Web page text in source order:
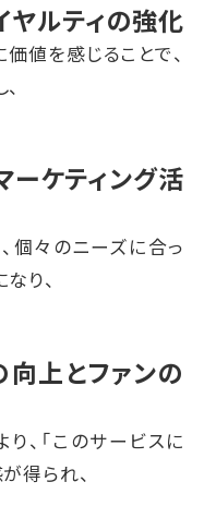
ルティの強化
値を感じることで、
ケティング活
個々のニーズに合っ
り、
上とファンの
、「このサービスに
得られ、